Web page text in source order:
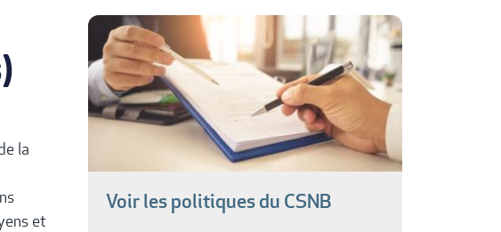
la
et
Voir les politiques du CSNB